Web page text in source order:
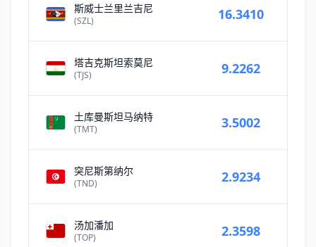
斯威士兰里兰吉尼
(SZL) 16.3410
塔吉克斯坦索莫尼
(TJS) 9.2262
土库曼斯坦马纳特
(TMT) 3.5002
突尼斯第纳尔
(TND) 2.9234
汤加潘加
(TOP) 2.3598